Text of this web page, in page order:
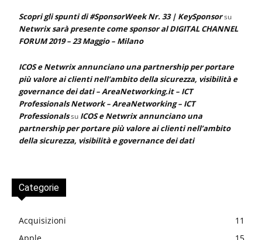
Scopri gli spunti di #SponsorWeek Nr. 33 | KeySponsorsu
Netwrix sarà presente come sponsor al DIGITAL CHANNEL
FORUM 2019 – 23 Maggio – Milano
ICOS e Netwrix annunciano una partnership per portare
più valore ai clienti nell’ambito della sicurezza, visibilità e
governance dei dati – AreaNetworking.it – ICT
Professionals Network – AreaNetworking – ICT
Professionalssu ICOS e Netwrix annunciano una
partnership per portare più valore ai clienti nell’ambito
della sicurezza, visibilità e governance dei dati
Categorie
Acquisizioni
11
Apple
15